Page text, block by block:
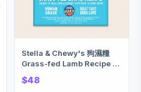
Stella & Chewy's 狗濕糧
Grass-fed Lamb Recipe 草
飼羊肉燉菜 11oz
$48